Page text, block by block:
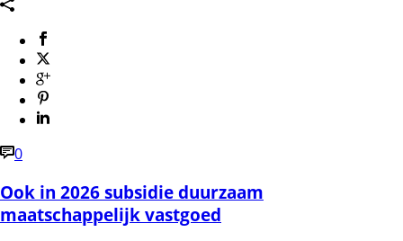
0
Ook in 2026 subsidie duurzaam
maatschappelijk vastgoed